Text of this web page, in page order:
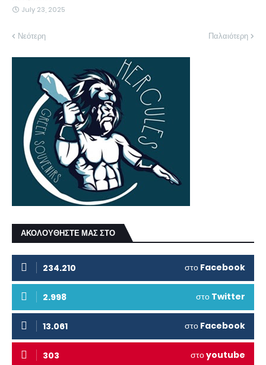
July 23, 2025
Νεότερη Παλαιότερη
ΑΚΟΛΟΥΘΗΣΤΕ ΜΑΣ ΣΤΟ
234.210 στο Facebook
2.998 στο Twitter
13.061 στο Facebook
303 στοyoutube